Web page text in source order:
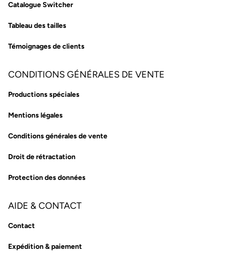
Catalogue Switcher
Tableau des tailles
Témoignages de clients
CONDITIONS GÉNÉRALES DE VENTE
Productions spéciales
Mentions légales
Conditions générales de vente
Droit de rétractation
Protection des données
AIDE & CONTACT
Contact
Expédition & paiement